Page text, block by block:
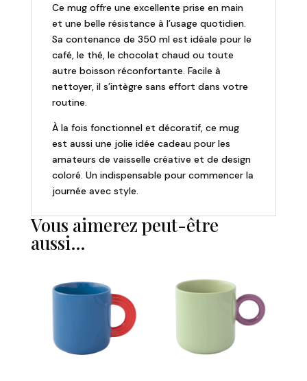
Ce mug offre une excellente prise en main
et une belle résistance à l’usage quotidien.
Sa contenance de 350 ml est idéale pour le
café, le thé, le chocolat chaud ou toute
autre boisson réconfortante. Facile à
nettoyer, il s’intègre sans effort dans votre
routine.
À la fois fonctionnel et décoratif, ce mug
est aussi une jolie idée cadeau pour les
amateurs de vaisselle créative et de design
coloré. Un indispensable pour commencer la
journée avec style.
Vous aimerez peut-être
aussi…